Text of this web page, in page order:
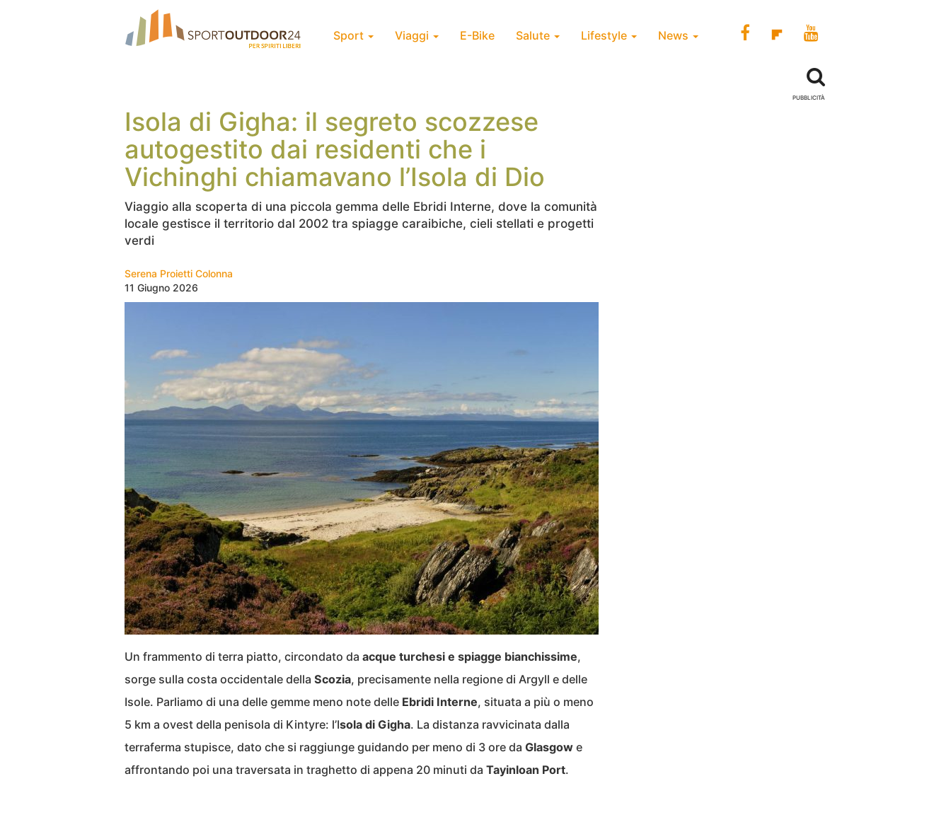
Sport Viaggi E-Bike Salute Lifestyle News
Isola di Gigha: il segreto scozzese
autogestito dai residenti che i
Vichinghi chiamavano l’Isola di Dio
Viaggio alla scoperta di una piccola gemma delle Ebridi Interne, dove la comunità
locale gestisce il territorio dal 2002 tra spiagge caraibiche, cieli stellati e progetti
verdi
Serena Proietti Colonna
11 Giugno 2026
Un frammento di terra piatto, circondato da acque turchesi e spiagge bianchissime,
sorge sulla costa occidentale della Scozia, precisamente nella regione di Argyll e delle
Isole. Parliamo di una delle gemme meno note delle Ebridi Interne, situata a più o meno
5 km a ovest della penisola di Kintyre: l’Isola di Gigha. La distanza ravvicinata dalla
terraferma stupisce, dato che si raggiunge guidando per meno di 3 ore da Glasgow e
affrontando poi una traversata in traghetto di appena 20 minuti da Tayinloan Port.
PUBBLICITÀ